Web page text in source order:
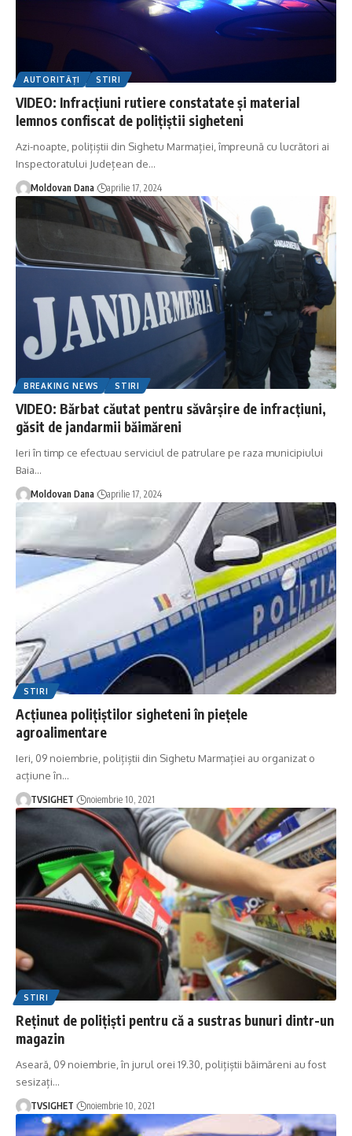
AUTORITĂȚI STIRI
VIDEO: Infracțiuni rutiere constatate și material
lemnos confiscat de polițiștii sigheteni
Azi-noapte, polițiștii din Sighetu Marmației, împreună cu lucrători ai
Inspectoratului Județean de…
Moldovan Dana aprilie 17, 2024
BREAKING NEWS STIRI
VIDEO: Bărbat căutat pentru săvârșire de infracțiuni,
găsit de jandarmii băimăreni
Ieri în timp ce efectuau serviciul de patrulare pe raza municipiului
Baia…
Moldovan Dana aprilie 17, 2024
STIRI
Acțiunea polițiștilor sigheteni în piețele
agroalimentare
Ieri, 09 noiembrie, polițiștii din Sighetu Marmației au organizat o
acțiune în…
TVSIGHET noiembrie 10, 2021
STIRI
Reținut de polițiști pentru că a sustras bunuri dintr-un
magazin
Aseară, 09 noiembrie, în jurul orei 19.30, polițiștii băimăreni au fost
sesizați…
TVSIGHET noiembrie 10, 2021